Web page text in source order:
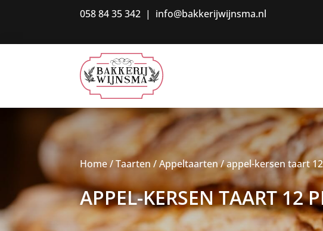
058 84 35 342 | info@bakkerijwijnsma.nl
Home/Taarten /Appeltaarten/ appel-kersen taart
APPEL-KERSEN TAART 12